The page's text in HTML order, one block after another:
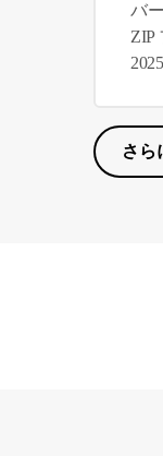
バ
ZIP
さら